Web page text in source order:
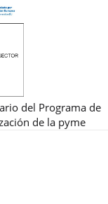
del Programa de
de la pyme